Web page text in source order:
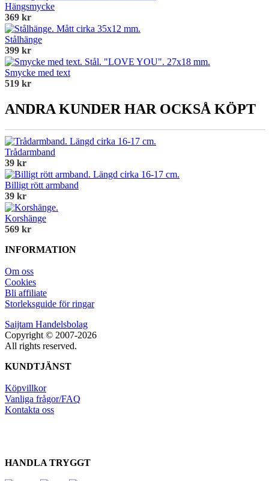
Hängsmycke
369 kr
Stålhänge
399 kr
Smycke med text
519 kr
ANDRA KUNDER HAR OCKSÅ KÖPT
Trådarmband
39 kr
Billigt rött armband
39 kr
Korshänge
569 kr
INFORMATION
Om oss
Cookies
Bli affiliate
Storleksguide för ringar
Saijtam Handelsbolag
Copyright © 2007-2026
All rights reserved.
KUNDTJÄNST
Köpvillkor
Vanliga frågor/FAQ
Kontakta oss
HANDLA TRYGGT